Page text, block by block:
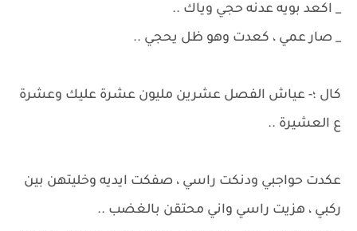
_ اكعد بويه عدنه حجي وياك ..
_ صار عمي ، كعدت وهو ظل يحجي ..
كال ؛- عياش الفصل عشرين مليون عشرة عليك وعشرة
ع العشيرة ..
عكدت حواجبي ودنكت راسي ، صفكت ايديه وخليتهن بين
ركبي ، هزيت راسي واني محتقن بالغضب ..